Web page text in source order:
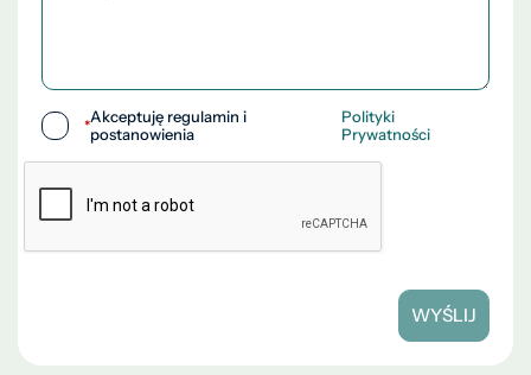
*Akceptuję regulamin i
postanowienia
Polityki
Prywatności
WYŚLIJ